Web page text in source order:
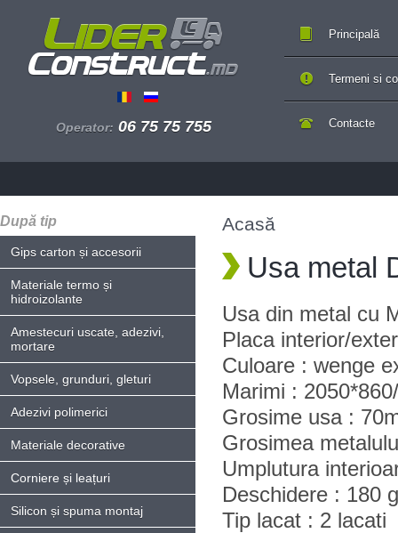
Operator: 06 75 75 755
Principală
Contacte
Termeni si
După tip
Gips carton și accesorii
Materiale termo și
hidroizolante
Amestecuri uscate, adezivi,
mortare
Vopsele, grunduri, gleturi
Adezivi polimerici
Materiale decorative
Corniere și leațuri
Silicon și spuma montaj
Acasă
Usa metal
Usa din metal cu
Placa interior/
Culoare : wenge
Marimi :
Grosime usa :
Grosimea
Umplutura
Deschidere : 180
Tip lacat : 2 lacati